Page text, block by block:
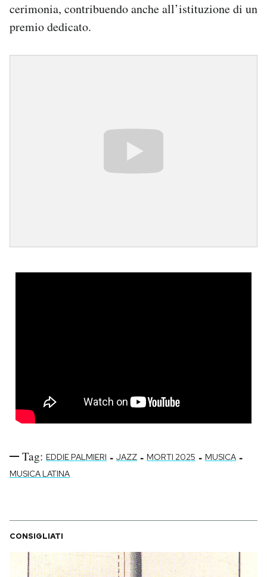
cerimonia, contribuendo anche all’istituzione di un
premio dedicato.
Tag: EDDIE PALMIERI - JAZZ - MORTI 2025 - MUSICA -
MUSICA LATINA
CONSIGLIATI